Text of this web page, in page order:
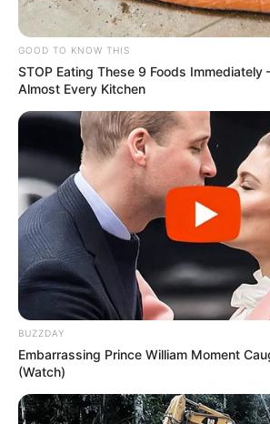
GOOD TO KNOW THIS
STOP Eating These 9 Foods Immediately
Almost Every Kitchen
BUZZDAY
Embarrassing Prince William Moment
(Watch)